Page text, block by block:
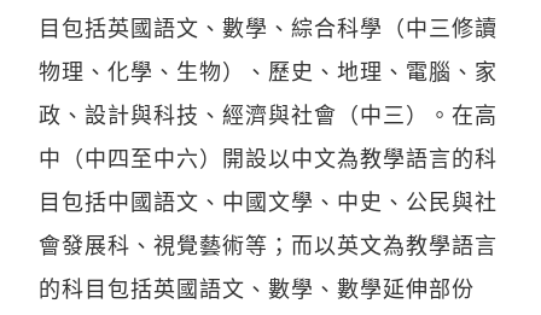
目包括英國語文、數學、綜合科學（中三修讀
物理、化學、生物）、歷史、地理、電腦、家
政、設計與科技、經濟與社會（中三）。在高
中（中四至中六）開設以中文為教學語言的科
目包括中國語文、中國文學、中史、公民與社
會發展科、視覺藝術等；而以英文為教學語言
的科目包括英國語文、數學、數學延伸部份